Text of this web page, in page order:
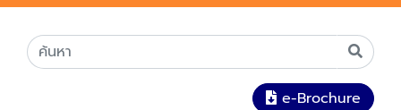
e-Brochure